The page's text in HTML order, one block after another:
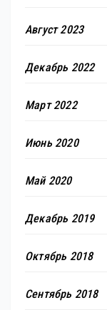
Август 2023
Декабрь 2022
Март 2022
Июнь 2020
Май 2020
Декабрь 2019
Октябрь 2018
Сентябрь 2018